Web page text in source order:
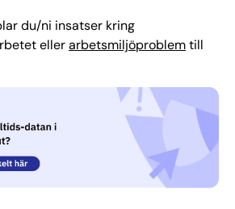
du/ni insatser kring
eller arbetsmiljöproblem till